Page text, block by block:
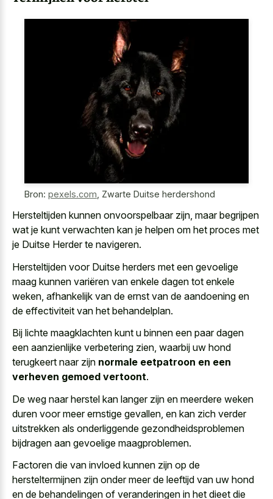
Bron: pexels.com Zwarte Duitse herdershond
Hersteltijden kunnen onvoorspelbaar zijn, maar begrijpen
wat je kunt verwachten kan je helpen om het proces met
je Duitse Herder te navigeren.
Hersteltijden voor Duitse herders met een gevoelige
maag kunnen variëren van enkele dagen tot enkele
weken, afhankelijk van de ernst van de aandoening en
de effectiviteit van het behandelplan.
Bij lichte maagklachten kunt u binnen een paar dagen
een aanzienlijke verbetering zien, waarbij uw hond
terugkeert naar zijn normale eetpatroon en een
verheven gemoed vertoont.
De weg naar herstel kan langer zijn en meerdere weken
duren voor meer ernstige gevallen , en kan zich verder
uitstrekken als onderliggende gezondheidsproblemen
bijdragen aan gevoelige maagproblemen.
Factoren die van invloed kunnen zijn op de
hersteltermijnen zijn onder meer de leeftijd van uw hond
en de behandelingen of veranderingen in het dieet die